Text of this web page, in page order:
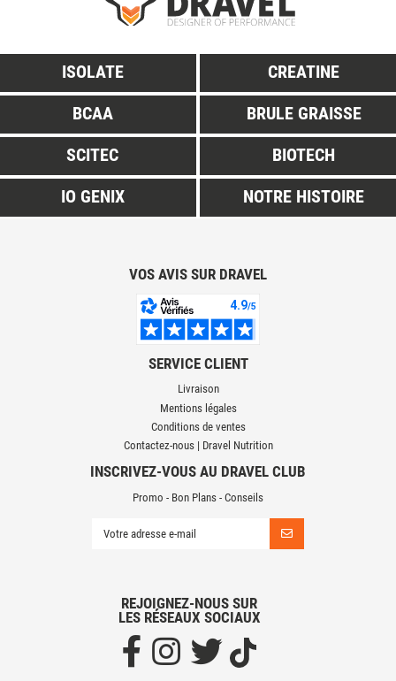
ISOLATE
CREATINE
BCAA
BRULE GRAISSE
SCITEC
BIOTECH
IO GENIX
NOTRE HISTOIRE
VOS AVIS SUR DRAVEL
SERVICE CLIENT
Livraison
Mentions légales
Conditions de ventes
Contactez-nous | Dravel Nutrition
INSCRIVEZ-VOUS AU DRAVEL CLUB
Promo - Bon Plans - Conseils
REJOIGNEZ-NOUS SUR
LES RÉSEAUX SOCIAUX